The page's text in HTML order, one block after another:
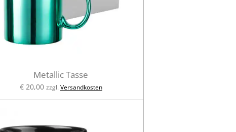
Metallic Tasse
€ 20,00 zzgl. Versandkosten